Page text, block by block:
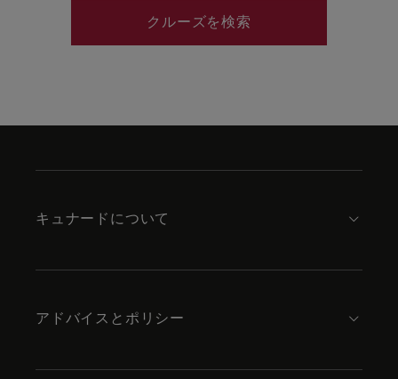
クルーズを検索
キュナードについて
アドバイスとポリシー